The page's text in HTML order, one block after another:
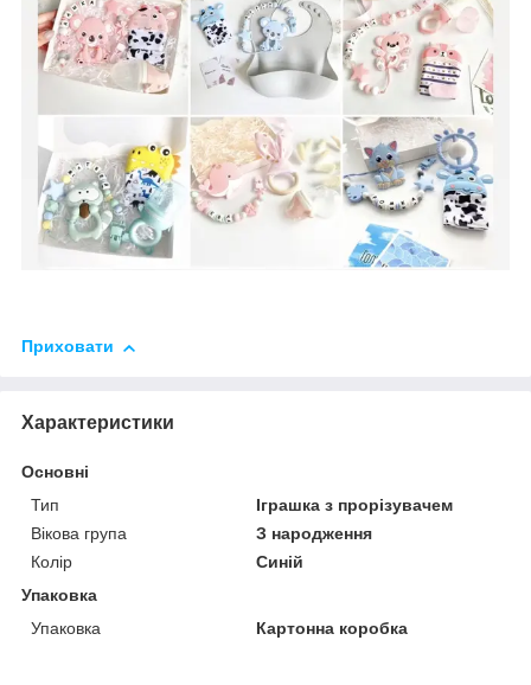
Приховати
Характеристики
Основні
Тип
Іграшка з прорізувачем
Вікова група
З народження
Колір
Синій
Упаковка
Упаковка
Картонна коробка